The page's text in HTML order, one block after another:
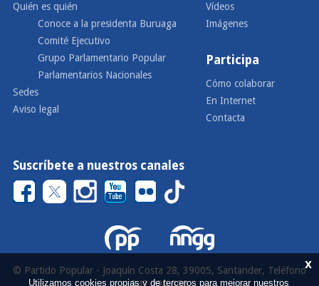
Quién es quién
Conoce a la presidenta Buruaga
Comité Ejecutivo
Grupo Parlamentario Popular
Parlamentarios Nacionales
Sedes
Aviso legal
Vídeos
Imágenes
Participa
Cómo colaborar
En Internet
Contacta
Suscríbete a nuestros canales
© Partido Popular - Joaquín Costa 28, 39005, Santander, Teléfonox
Utilizamos cookies propias y de terceros para mejorar nuestros